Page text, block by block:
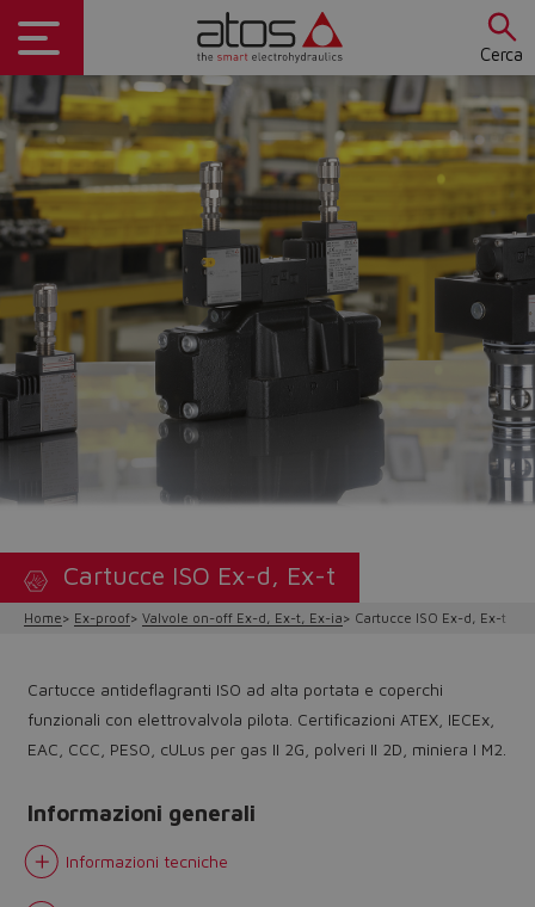
Cerca
Cartucce ISO Ex-d, Ex-t
Home Ex-proof Valvole on-off Ex-d, Ex-t, Ex-ia Cartucce ISO Ex-d, Ex-t
Cartucce antideflagranti ISO ad alta portata e coperchi
funzionali con elettrovalvola pilota. Certificazioni ATEX, IECEx,
EAC, CCC, PESO, cULus per gas II 2G, polveri II 2D, miniera I M2.
Informazioni generali
Informazioni tecniche